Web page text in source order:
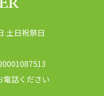
土日祝祭日
電話ください